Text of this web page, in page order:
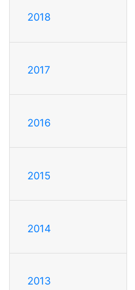
2018
2017
2016
2015
2014
2013